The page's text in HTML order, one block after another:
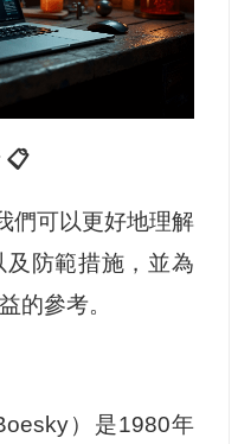
📋
們可以更好地理解
防範措施，並為
的參考。
）是1980年